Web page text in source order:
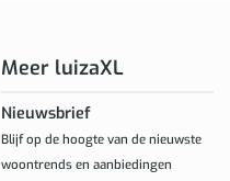
Meer luizaXL
Nieuwsbrief
Blijf op de hoogte van de nieuwste
woontrends en aanbiedingen